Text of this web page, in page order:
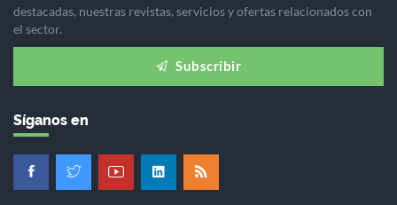
destacadas, nuestras revistas, servicios y ofertas relacionados con
el sector.
Subscribir
Síganos en